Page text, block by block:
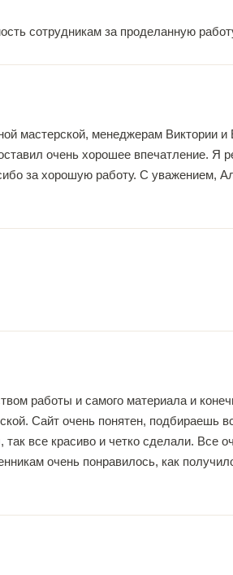
сотрудникам за проделанную
мастерской, менеджерам Виктории и
очень хорошее впечатление. Я
за хорошую работу. С уважением,
работы и самого материала и
Сайт очень понятен, подбираешь
все красиво и четко сделали. Все
очень понравилось, как